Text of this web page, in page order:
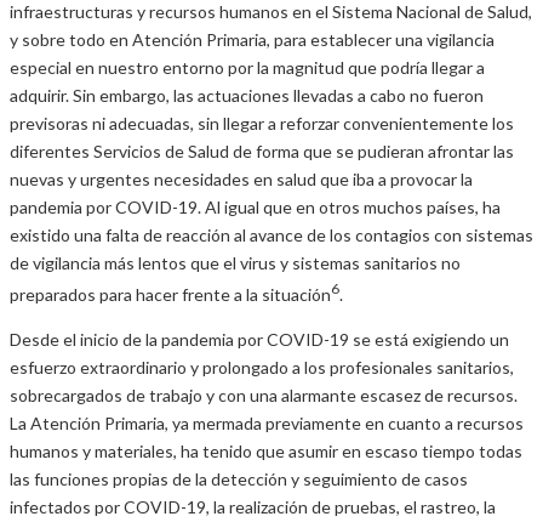
infraestructuras y recursos humanos en el Sistema Nacional de Salud,
y sobre todo en Atención Primaria, para establecer una vigilancia
especial en nuestro entorno por la magnitud que podría llegar a
adquirir. Sin embargo, las actuaciones llevadas a cabo no fueron
previsoras ni adecuadas, sin llegar a reforzar convenientemente los
diferentes Servicios de Salud de forma que se pudieran afrontar las
nuevas y urgentes necesidades en salud que iba a provocar la
pandemia por COVID-19. Al igual que en otros muchos países, ha
existido una falta de reacción al avance de los contagios con sistemas
de vigilancia más lentos que el virus y sistemas sanitarios no
preparados para hacer frente a la situación6.
Desde el inicio de la pandemia por COVID-19 se está exigiendo un
esfuerzo extraordinario y prolongado a los profesionales sanitarios,
sobrecargados de trabajo y con una alarmante escasez de recursos.
La Atención Primaria, ya mermada previamente en cuanto a recursos
humanos y materiales, ha tenido que asumir en escaso tiempo todas
las funciones propias de la detección y seguimiento de casos
infectados por COVID-19, la realización de pruebas, el rastreo, la